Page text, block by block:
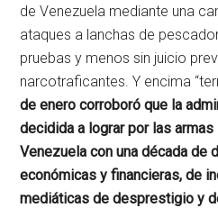
de Venezuela mediante una
ataques a lanchas de
pruebas y menos sin juicio
narcotraficantes. Y encima
de enero corroboró que la
decidida a lograr por las
Venezuela con una década de
económicas y financieras, de
mediáticas de desprestigio y